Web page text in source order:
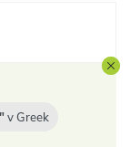
v Greek